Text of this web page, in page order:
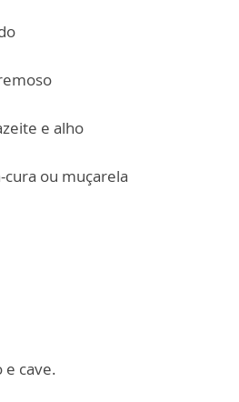
e alho
ou muçarela
e cave.